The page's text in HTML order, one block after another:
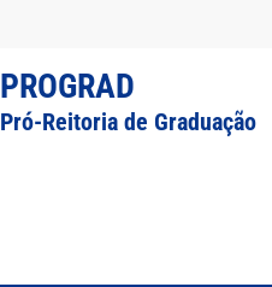
PROGRAD
Pró-Reitoria de Graduação